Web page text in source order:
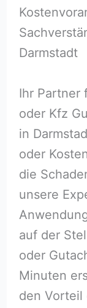
Darmstadt
Ihr Partner
oder Kfz
in
oder
die
unsere
auf der
oder
Minuten
den Vorteil